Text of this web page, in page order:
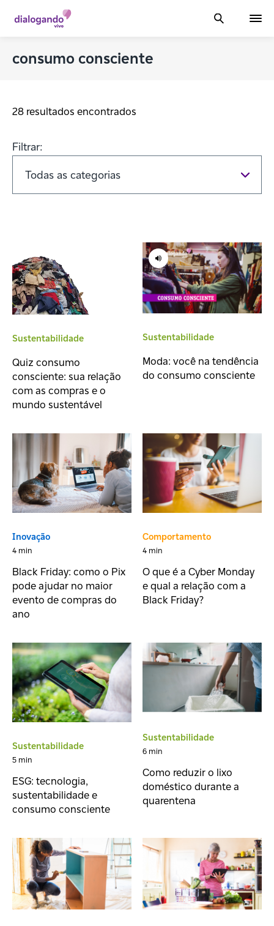
consumo consciente
28 resultados encontrados
Filtrar:
Sustentabilidade
Quiz consumo
consciente: sua relação
com as compras e o
mundo sustentável
Sustentabilidade
Moda: você na tendência
do consumo consciente
Inovação
4 min
Black Friday: como o Pix
pode ajudar no maior
evento de compras do
ano
Comportamento
4 min
O que é a Cyber Monday
e qual a relação com a
Black Friday?
Sustentabilidade
5 min
ESG: tecnologia,
sustentabilidade e
consumo consciente
Sustentabilidade
6 min
Como reduzir o lixo
doméstico durante a
quarentena